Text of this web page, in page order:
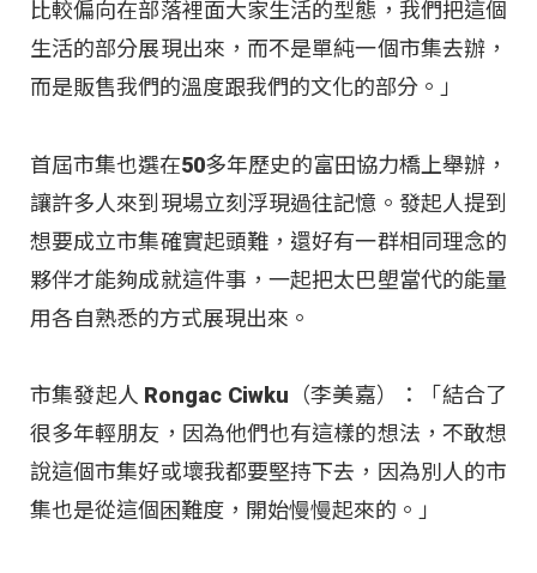
比較偏向在部落裡面大家生活的型態，我們把這個
生活的部分展現出來，而不是單純一個市集去辦，
而是販售我們的溫度跟我們的文化的部分。」
首屆市集也選在50多年歷史的富田協力橋上舉辦，
讓許多人來到現場立刻浮現過往記憶。發起人提到
想要成立市集確實起頭難，還好有一群相同理念的
夥伴才能夠成就這件事，一起把太巴塱當代的能量
用各自熟悉的方式展現出來。
市集發起人 Rongac Ciwku（李美嘉）：「結合了
很多年輕朋友，因為他們也有這樣的想法，不敢想
說這個市集好或壞我都要堅持下去，因為別人的市
集也是從這個困難度，開始慢慢起來的。」